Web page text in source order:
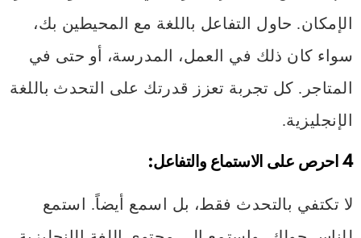
الإمكان. حاول التفاعل باللغة مع المحيطين بك،
سواء كان ذلك في العمل، المدرسة، أو حتى في
المتاجر. كل تجربة تعزز قدرتك على التحدث باللغة
الإنجليزية.
4 احرص على الاستماع والتفاعل:
لا تكتفي بالتحدث فقط، بل اسمع أيضاً. استمع